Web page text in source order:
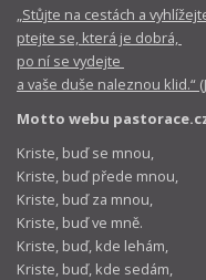
„Stůjte na cestách a
ptejte se, která je dobrá,
po ní se vydejte
a vaše duše naleznou klid.“
Motto webu
Kriste, buď se mnou,
Kriste, buď přede mnou,
Kriste, buď za mnou,
Kriste, buď ve mně.
Kriste, buď, kde lehám,
Kriste, buď, kde sedám,